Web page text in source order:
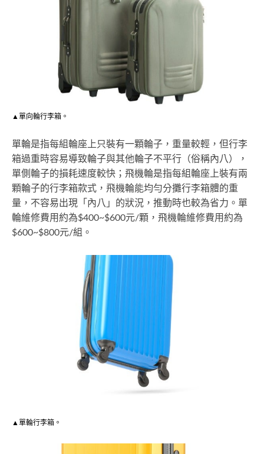
▲單向輪行李箱。
單輪是指每組輪座上只裝有一顆輪子，重量較輕，但行李
箱過重時容易導致輪子與其他輪子不平行（俗稱內八），
單側輪子的損耗速度較快；飛機輪是指每組輪座上裝有兩
顆輪子的行李箱款式，飛機輪能均勻分攤行李箱體的重
量，不容易出現「內八」的狀況，推動時也較為省力。單
輪維修費用約為$400~$600元/顆，飛機輪維修費用約為
$600~$800元/組。
▲單輪行李箱。